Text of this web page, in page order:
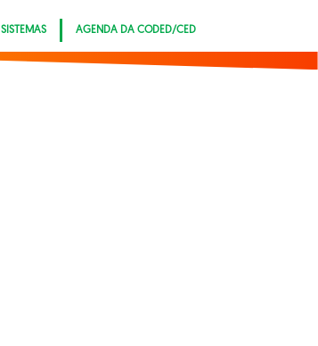
SISTEMAS AGENDA DA CODED/CED